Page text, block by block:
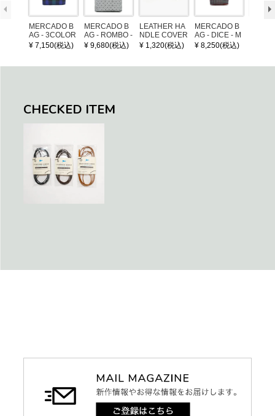
MERCADO B
AG - 3COLOR
S CHECK - Bl
ack / Dark Gre
¥ 7,150(税込)
MERCADO B
AG - ROMBO -
LONG HANDL
E - Silver / Whi
¥ 9,680(税込)
LEATHER HA
NDLE COVER
¥ 1,320(税込)
MERCADO B
AG - DICE - M
OSAIC - Copp
er / Navy / Mint
¥ 8,250(税込)
CHECKED ITEM